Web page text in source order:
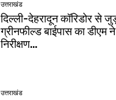
उत्तराखंड
दिल्ली-देहरादून कॉरिडोर से
ग्रीनफील्ड बाईपास का डीएम
निरीक्षण…
उत्तराखंड